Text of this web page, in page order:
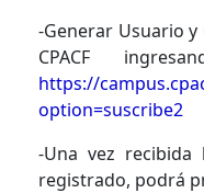
-Generar Usuario y
CPACF
https://
option=suscribe2
-Una vez
registrado, podrá